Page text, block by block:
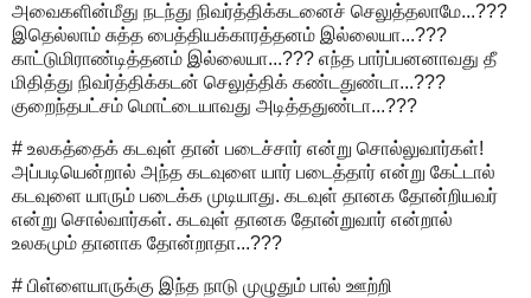
அவைகளின்மீது நடந்து நிவர்த்திக்கடனைச் செலுத்தலாமே...???
இதெல்லாம் சுத்த பைத்தியக்காரத்தனம் இல்லையா...???
காட்டுமிராண்டித்தனம் இல்லையா...??? எந்த பார்ப்பனனாவது தீ
மிதித்து நிவர்த்திக்கடன் செலுத்திக் கண்டதுண்டா...???
குறைந்தபட்சம் மொட்டையாவது அடித்ததுண்டா...???
# உலகத்தைக் கடவுள் தான் படைச்சார் என்று சொல்லுவார்கள்!
அப்படியென்றால் அந்த கடவுளை யார் படைத்தார் என்று கேட்டால்
கடவுளை யாரும் படைக்க முடியாது. கடவுள் தானக தோன்றியவர்
என்று சொல்வார்கள். கடவுள் தானக தோன்றுவார் என்றால்
உலகமும் தானாக தோன்றாதா...???
# பிள்ளையாருக்கு இந்த நாடு முழுதும் பால் ஊற்றி